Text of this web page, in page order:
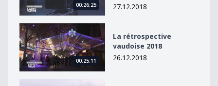
00:26:25
27.12.2018
La rétrospective vaudoise 2018
00:25:11
La rétrospective
vaudoise 2018
26.12.2018